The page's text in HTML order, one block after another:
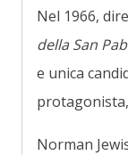
Nel 1966,
della San
e unica
Norman